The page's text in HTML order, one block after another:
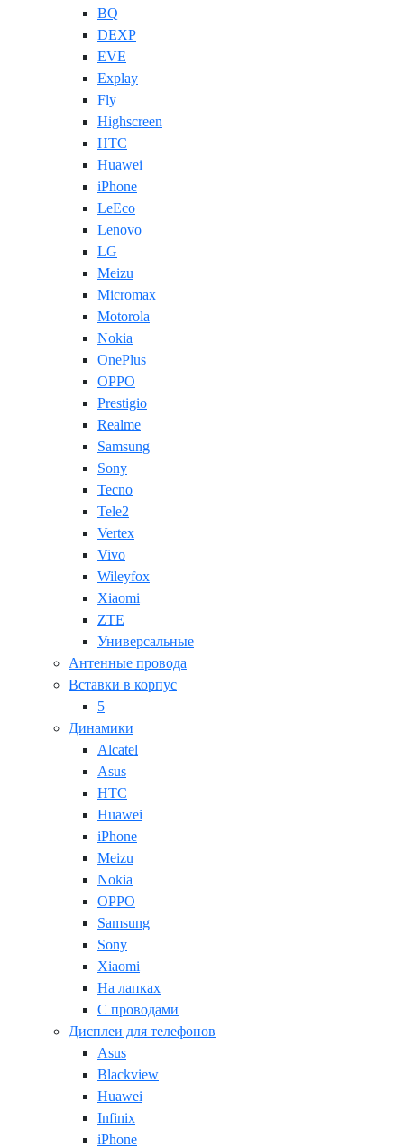
BQ
DEXP
EVE
Explay
Fly
Highscreen
HTC
Huawei
iPhone
LeEco
Lenovo
LG
Meizu
Micromax
Motorola
Nokia
OnePlus
OPPO
Prestigio
Realme
Samsung
Sony
Tecno
Tele2
Vertex
Vivo
Wileyfox
Xiaomi
ZTE
Универсальные
Антенные провода
Вставки в корпус
5
Динамики
Alcatel
Asus
HTC
Huawei
iPhone
Meizu
Nokia
OPPO
Samsung
Sony
Xiaomi
На лапках
С проводами
Дисплеи для телефонов
Asus
Blackview
Huawei
Infinix
iPhone